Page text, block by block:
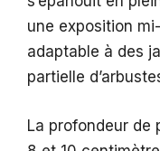
une exposition
adaptable à des
partielle
La profondeur de